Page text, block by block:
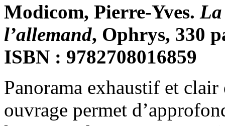
Modicom, Pierre-Yves. La
l’allemand, Ophrys, 330
ISBN : 9782708016859
Panorama exhaustif et
ouvrage permet